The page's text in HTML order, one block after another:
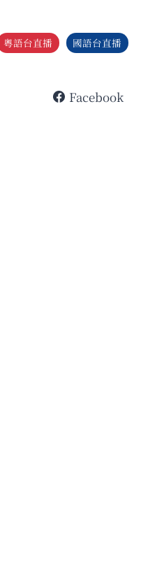
粵語台直播 國語台直播
Facebook